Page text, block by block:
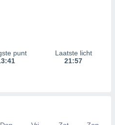
punt
Laatste licht
21:57